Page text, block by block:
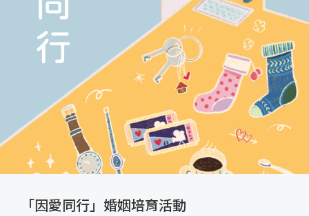
「因愛同行」婚姻培育活動